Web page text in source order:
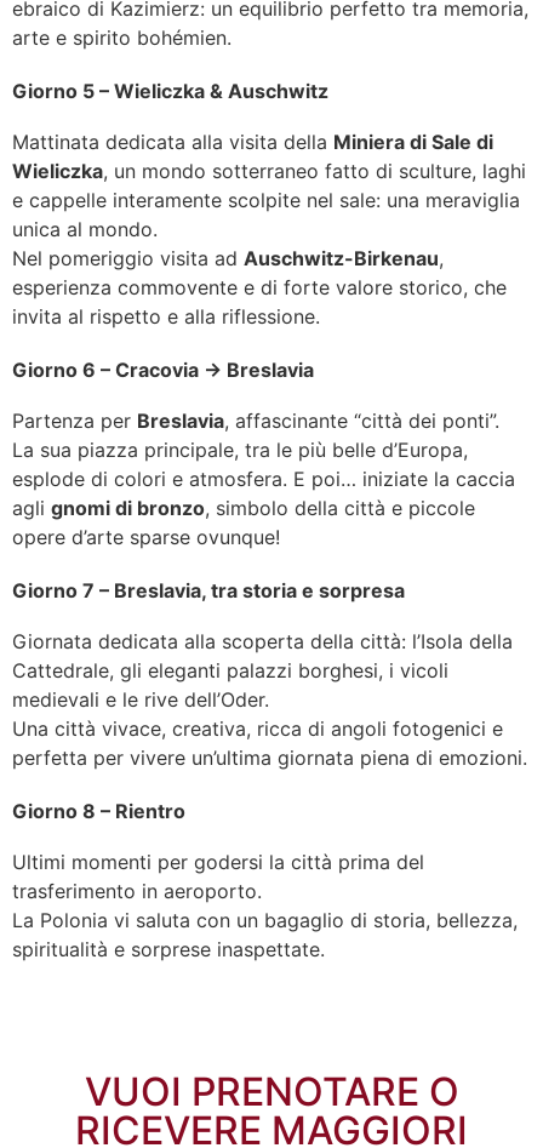
ebraico di Kazimierz: un equilibrio perfetto tra memoria,
arte e spirito bohémien.
Giorno 5 – Wieliczka & Auschwitz
Mattinata dedicata alla visita della Miniera di Sale di
Wieliczka, un mondo sotterraneo fatto di sculture, laghi
e cappelle interamente scolpite nel sale: una meraviglia
unica al mondo.
Nel pomeriggio visita ad Auschwitz-Birkenau,
esperienza commovente e di forte valore storico, che
invita al rispetto e alla riflessione.
Giorno 6 – Cracovia → Breslavia
Partenza per Breslavia, affascinante “città dei ponti”.
La sua piazza principale, tra le più belle d’Europa,
esplode di colori e atmosfera. E poi… iniziate la caccia
agli gnomi di bronzo, simbolo della città e piccole
opere d’arte sparse ovunque!
Giorno 7 – Breslavia, tra storia e sorpresa
Giornata dedicata alla scoperta della città: l’Isola della
Cattedrale, gli eleganti palazzi borghesi, i vicoli
medievali e le rive dell’Oder.
Una città vivace, creativa, ricca di angoli fotogenici e
perfetta per vivere un’ultima giornata piena di emozioni.
Giorno 8 – Rientro
Ultimi momenti per godersi la città prima del
trasferimento in aeroporto.
La Polonia vi saluta con un bagaglio di storia, bellezza,
spiritualità e sorprese inaspettate.
VUOI PRENOTARE O
RICEVERE MAGGIORI